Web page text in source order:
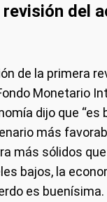
revisión del
de la primera
Monetario
dijo que “es
más
más sólidos
bajos, la
es